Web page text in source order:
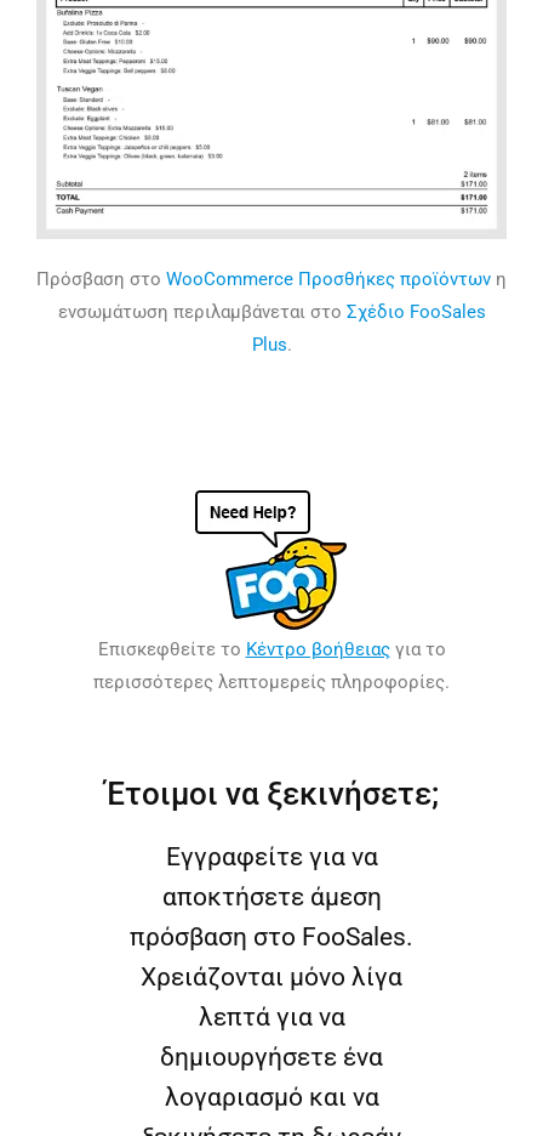
Πρόσβαση στο WooCommerce Προσθήκες προϊόντων η
ενσωμάτωση περιλαμβάνεται στο Σχέδιο FooSales
Plus.
Επισκεφθείτε το Κέντρο βοήθειαςγια το
περισσότερες λεπτομερείς πληροφορίες.
Έτοιμοι να ξεκινήσετε;
Εγγραφείτε για να
αποκτήσετε άμεση
πρόσβαση στο FooSales.
Χρειάζονται μόνο λίγα
λεπτά για να
δημιουργήσετε ένα
λογαριασμό και να